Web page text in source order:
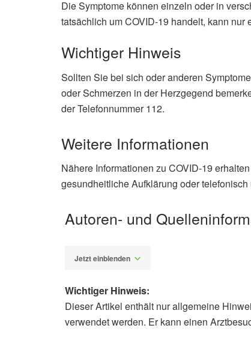
Die Symptome können einzeln oder in
tatsächlich um COVID-19 handelt, kann nur
Wichtiger Hinweis
Sollten Sie bei sich oder anderen
oder Schmerzen in der Herzgegend
der Telefonnummer 112.
Weitere Informationen
Nähere Informationen zu COVID-19
gesundheitliche Aufklärung oder telefonisch
Autoren- und
Jetzt einblenden
Katja Helbig
Wichtiger Hinweis:
Dieser Artikel enthält nur allgemeine
verwendet werden. Er kann einen